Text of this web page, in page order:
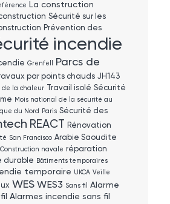
La construction
Sécurité sur les
Prévention des
incendie
Grenfell
Parcs de
par points chauds JH143
de la chaleur Travail isolé Sécurité
Mois national de la sécurité au
du Nord Paris Sécurité des
REACT Rénovation
San Francisco Arabie Saoudite
Construction navale réparation
durable Bâtiments temporaires
temporaire UKCA Veille
WES WES3 Sans fil
Alarme
Alarmes incendie sans fil